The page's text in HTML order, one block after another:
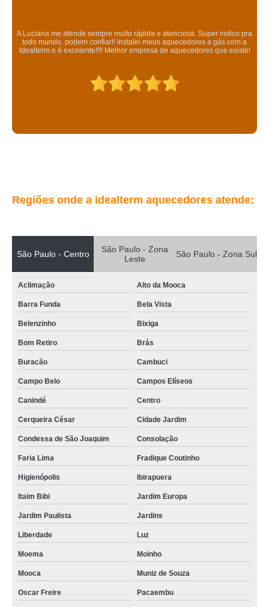
aquecedor solar komeco Fradique Coutinho
aquecedor rinnai 23 litros a venda Chácara do Piqueri
aquecedor rheem 36 conserto Vila Curuçá
aquecedor a gás rinnai preço Jardim Mitsutani
comprar aquecedor ariston Vila Carrão
onde comprar aquecedor bosch 8 litros Luz
aquecedor komeco 22 litros Valo Velho
aquecedor bosch conserto Pinheiros
venda de aquecedor rinnai 35 litros Itaim Bibi
aquecedor bosch gwh 160 conserto Vaz de Lima
venda de aquecedor rinnai 20 litros Ituna
aquecedor ariston Guaianases
aquecedor rinnai 23 litros Jardim Dom José
comprar aquecedor de passagem orbis Chácara do Piqueri
aquecedor orbis preço Jardim Cantaduva
onde vende aquecedor orbis 320 Consolação
onde comprar aquecedor solar komeco Bixiga
A Luciana me atende sempre muito rápida e atenciosa. Super indico pra
todo mundo, podem confiar!! Instalei meus aquecedores a gás com a
Idealterm e é excelente!!!! Melhor empresa de aquecedores que existe!
Regiões onde a idealterm aquecedores atende:
São Paulo - Centro
São Paulo - Zona
Leste
São Paulo - Zona Sul
Aclimação Alto da Mooca
Barra Funda Bela Vista
Belenzinho Bixiga
Bom Retiro Brás
Buracão Cambuci
Campo Belo Campos Elíseos
Canindé Centro
Cerqueira César Cidade Jardim
Condessa de São Joaquim Consolação
Faria Lima Fradique Coutinho
Higienópolis Ibirapuera
Itaim Bibi Jardim Europa
Jardim Paulista Jardins
Liberdade Luz
Moema Moinho
Mooca Muniz de Souza
Oscar Freire Pacaembu